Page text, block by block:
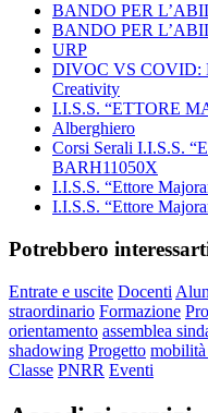
BANDO PER
BANDO PER
URP
DIVOC VS COVID:
Creativity
I.I.S.S. “ETTORE
Alberghiero
Corsi Serali I.I.S.S.
BARH11050X
I.I.S.S. “Ettore
I.I.S.S. “Ettore
Potrebbero
Entrate e uscite Docenti
straordinario Formazione
orientamento assemblea
shadowing Progetto
Classe PNRR Eventi